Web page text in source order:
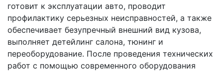
готовит к эксплуатации авто, проводит
профилактику серьезных неисправностей, а также
обеспечивает безупречный внешний вид кузова,
выполняет детейлинг салона, тюнинг и
переоборудование. После проведения технических
работ с помощью современного оборудования